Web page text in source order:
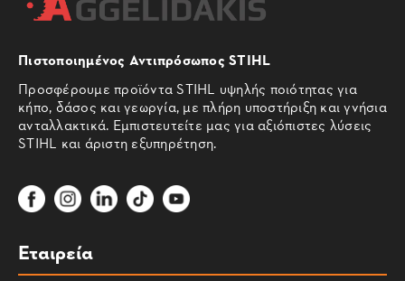
Πιστοποιημένος Αντιπρόσωπος STIHL
Προσφέρουμε προϊόντα STIHL υψηλής ποιότητας για
κήπο, δάσος και γεωργία, με πλήρη υποστήριξη και γνήσια
ανταλλακτικά. Εμπιστευτείτε μας για αξιόπιστες λύσεις
STIHL και άριστη εξυπηρέτηση.
Εταιρεία